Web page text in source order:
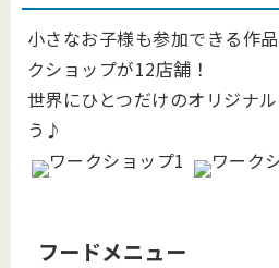
小さなお子様も参加できる作
クショップが12店舗！
世界にひとつだけのオリジナ
う♪
フードメニュー